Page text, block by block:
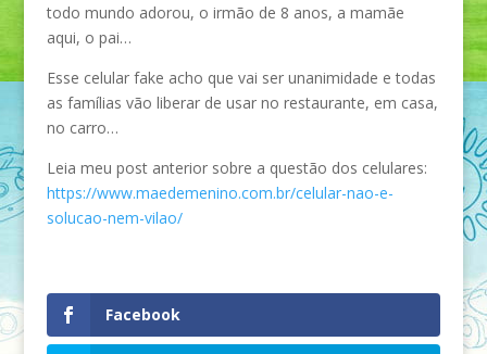
todo mundo adorou, o irmão de 8 anos, a mamãe
aqui, o pai…
Esse celular fake acho que vai ser unanimidade e todas
as famílias vão liberar de usar no restaurante, em casa,
no carro…
Leia meu post anterior sobre a questão dos celulares:
https://www.maedemenino.com.br/celular-nao-e-
solucao-nem-vilao/
Facebook